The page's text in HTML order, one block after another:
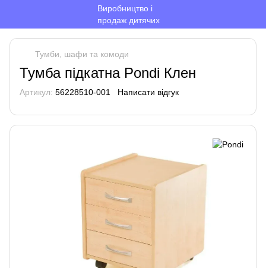
Тумби, шафи та комоди
Тумба підкатна Pondi Клен
Артикул: 56228510-001 Написати відгук